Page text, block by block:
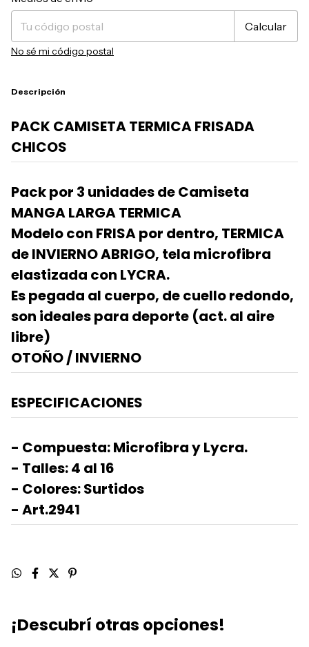
Calcular
No sé mi código postal
Descripción
PACK CAMISETA TERMICA FRISADA
CHICOS
Pack por 3 unidades de Camiseta
MANGA LARGA TERMICA
Modelo con FRISA por dentro, TERMICA
de INVIERNO ABRIGO, tela microfibra
elastizada con LYCRA.
Es pegada al cuerpo, de cuello redondo,
son ideales para deporte (act. al aire
libre)
OTOÑO / INVIERNO
ESPECIFICACIONES
- Compuesta: Microfibra y Lycra.
- Talles: 4 al 16
- Colores: Surtidos
- Art.2941
¡Descubrí otras opciones!